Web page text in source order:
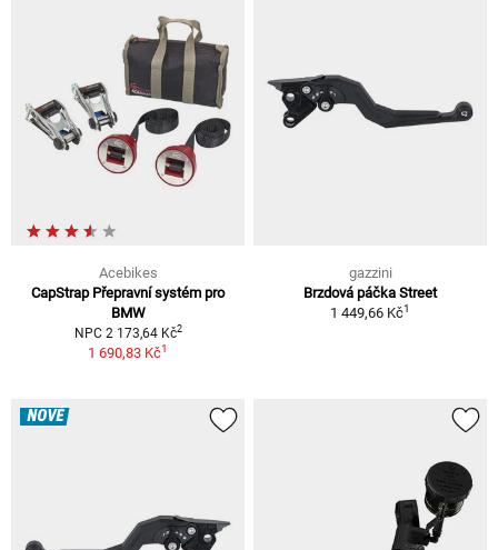
Acebikes
CapStrap Přepravní systém pro
BMW
NPC 2 173,64 Kč2
1 690,83 Kč1
gazzini
Brzdová páčka Street
1 449,66 Kč1
NOVÉ